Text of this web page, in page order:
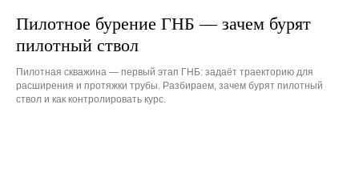
Пилотное бурение ГНБ — зачем бурят
пилотный ствол
Пилотная скважина — первый этап ГНБ: задаёт траекторию для
расширения и протяжки трубы. Разбираем, зачем бурят пилотный
ствол и как контролировать курс.